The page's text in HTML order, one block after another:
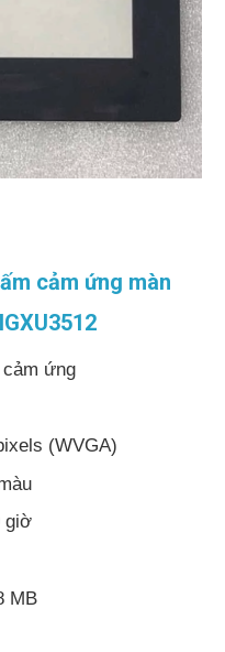
cảm ứng màn
ứng
(WVGA)
giờ
MB